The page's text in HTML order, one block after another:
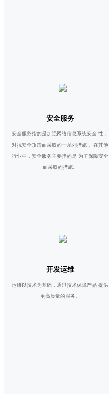
安全服务
安全服务指的是加强网络信息系统安全 性，
对抗安全攻击而采取的一系列措施 。在其他
行业中，安全服务主要指的是 为了保障安全
而采取的措施。
开发运维
运维以技术为基础，通过技术保障产品 提供
更高质量的服务。